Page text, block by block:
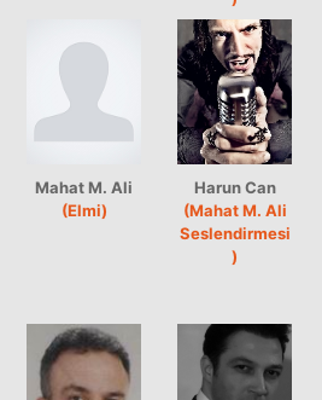
Mahat M. Ali
(Elmi)
Harun Can
(Mahat M. Ali
Seslendirmesi
)